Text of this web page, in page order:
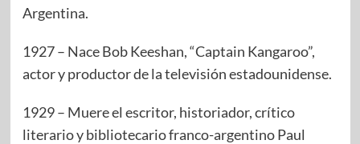
Argentina.
1927 – Nace Bob Keeshan, “Captain Kangaroo”,
actor y productor de la televisión estadounidense.
1929 – Muere el escritor, historiador, crítico
literario y bibliotecario franco-argentino Paul